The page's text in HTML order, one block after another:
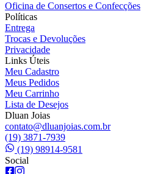
Oficina de Consertos e Confecções
Políticas
Entrega
Trocas e Devoluções
Privacidade
Links Úteis
Meu Cadastro
Meus Pedidos
Meu Carrinho
Lista de Desejos
Dluan Joias
contato@dluanjoias.com.br
(19) 3871-7939
(19) 98914-9581
Social